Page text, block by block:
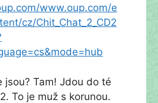
www.oup.com/e
cz/Chit_Chat_2_CD2
jsou? Tam! Jdou do té
To je muž s korunou.